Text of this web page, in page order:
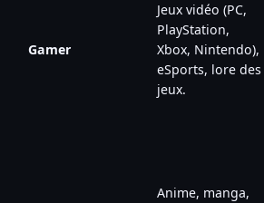
Gamer
Jeux vidéo (PC,
PlayStation,
Xbox, Nintendo),
eSports, lore des
jeux.
Anime, manga,